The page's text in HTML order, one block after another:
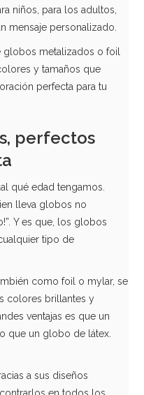
niños, para los adultos,
mensaje personalizado.
globos metalizados o foil
y tamaños que
perfecta para tu
perfectos
qué edad tengamos.
lleva globos no
Y es que, los globos
tipo de
como foil o mylar, se
colores brillantes y
ventajas es que un
que un globo de látex.
a sus diseños